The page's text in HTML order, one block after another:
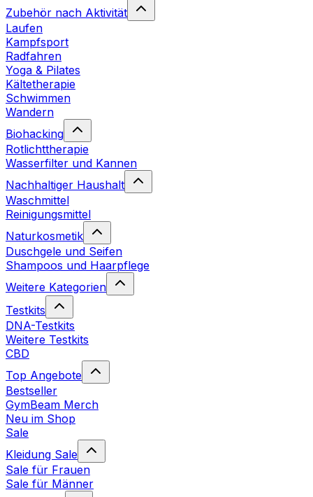
Zubehör nach Aktivität
Laufen
Kampfsport
Radfahren
Yoga & Pilates
Kältetherapie
Schwimmen
Wandern
Biohacking
Rotlichttherapie
Wasserfilter und Kannen
Nachhaltiger Haushalt
Waschmittel
Reinigungsmittel
Naturkosmetik
Duschgele und Seifen
Shampoos und Haarpflege
Weitere Kategorien
Testkits
DNA-Testkits
Weitere Testkits
CBD
Top Angebote
Bestseller
GymBeam Merch
Neu im Shop
Sale
Kleidung Sale
Sale für Frauen
Sale für Männer